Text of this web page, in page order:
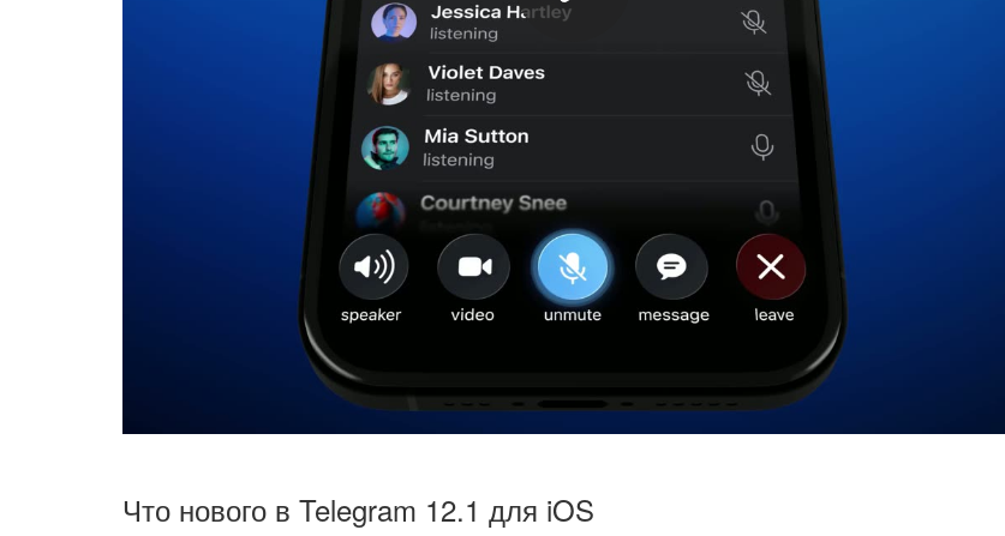
Что нового в Telegram 12.1 для iOS